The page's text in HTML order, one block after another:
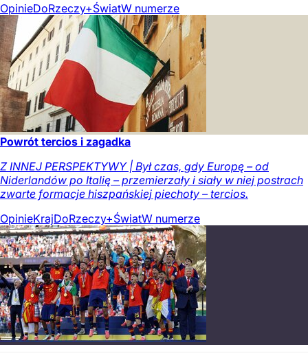
OpinieDoRzeczy+ŚwiatW numerze
Powrót tercios i zagadka
Z INNEJ PERSPEKTYWY | Był czas, gdy Europę – od
Niderlandów po Italię – przemierzały i siały w niej postrach
zwarte formacje hiszpańskiej piechoty – tercios.
OpinieKrajDoRzeczy+ŚwiatW numerze